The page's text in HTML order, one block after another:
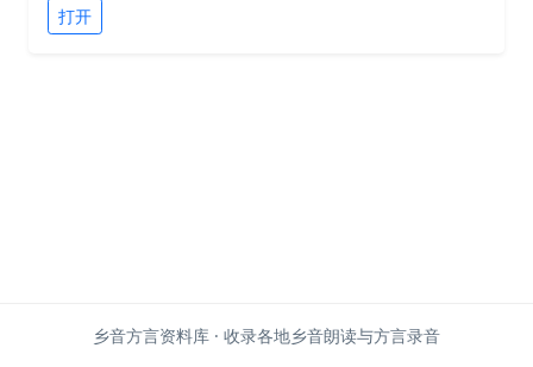
打开
乡音方言资料库 · 收录各地乡音朗读与方言录音